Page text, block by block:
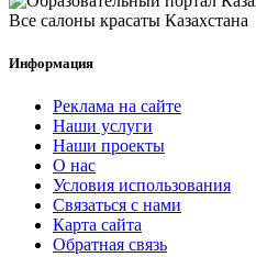
Все салоны красаты Казахстана
Информация
Реклама на сайте
Наши услуги
Наши проекты
О нас
Условия использования
Связаться с нами
Карта сайта
Обратная связь